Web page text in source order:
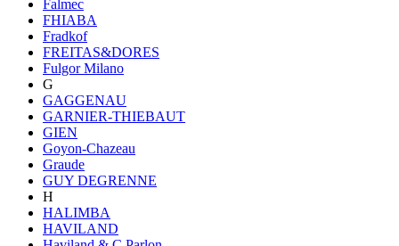
Falmec
FHIABA
Fradkof
FREITAS&DORES
Fulgor Milano
G
GAGGENAU
GARNIER-THIEBAUT
GIEN
Goyon-Chazeau
Graude
GUY DEGRENNE
H
HALIMBA
HAVILAND